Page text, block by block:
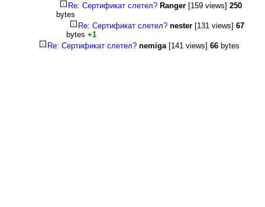
Re: Сертификат слетел? Ranger[159 views] 250
bytes
Re: Сертификат слетел? nester[131 views] 67
bytes +1
Re: Сертификат слетел? nemiga[141 views] 66bytes